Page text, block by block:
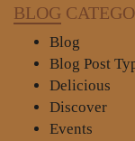
BLOG
Blog
Blog Post
Delicious
Discover
Events